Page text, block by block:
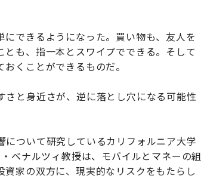
できるようになった。買い物も、友人を
も、指一本とスワイプでできる。そして
くことができるものだ。
と身近さが、逆に落とし穴になる可能性
ついて研究しているカリフォルニア大学
ベナルツィ教授は、モバイルとマネーの組
家の双方に、現実的なリスクをもたらし